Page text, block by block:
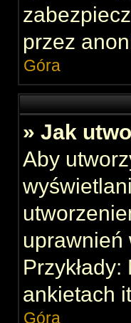
przez
Góra
» Jak
Aby
uprawnień
ankietach
Góra